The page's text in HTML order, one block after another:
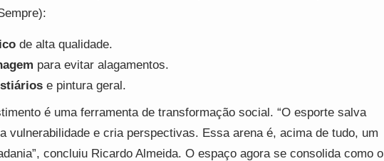
de alta qualidade.
para evitar alagamentos.
e pintura geral.
é uma ferramenta de transformação social. “O esporte salva
vulnerabilidade e cria perspectivas. Essa arena é, acima de tudo, um
concluiu Ricardo Almeida. O espaço agora se consolida como o